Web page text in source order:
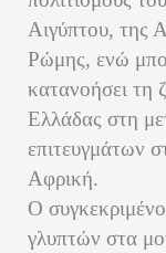
Αιγύπτου, της
Ρώμης, ενώ
κατανοήσει τη
Ελλάδας στη
επιτευγμάτων
Αφρική.
Ο
γλυπτών στα